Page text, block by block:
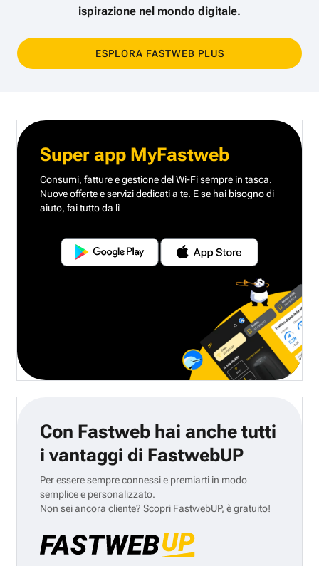
ispirazione nel mondo digitale.
ESPLORA FASTWEB PLUS
Super app MyFastweb
Consumi, fatture e gestione del Wi-Fi sempre in tasca.
Nuove offerte e servizi dedicati a te. E se hai bisogno di
aiuto, fai tutto da lì
Con Fastweb hai anche tutti
i vantaggi di FastwebUP
Per essere sempre connessi e premiarti in modo
semplice e personalizzato.
Non sei ancora cliente? Scopri FastwebUP, è gratuito!